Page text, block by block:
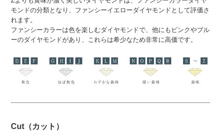
モンドの分類となり、ファンシーイエローダイヤモンドとして評価さ
れます。
ファンシーカラーは色を楽しむダイヤモンドで、他にもピンクやブル
ーのダイヤモンドがあり、これらは希少なため非常に高価です。
Cut（カット）